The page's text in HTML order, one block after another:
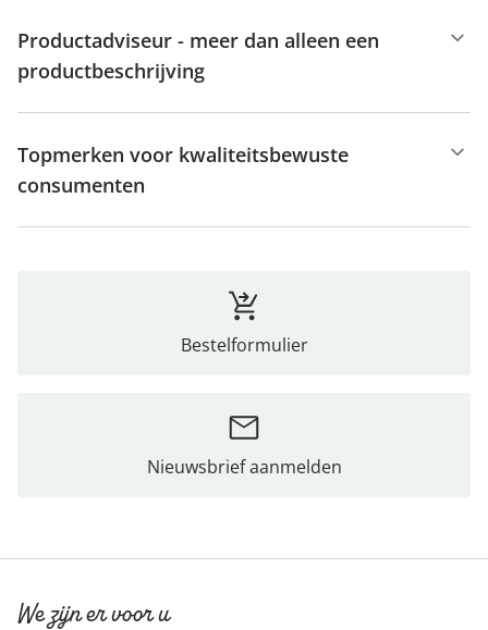
Productadviseur - meer dan alleen een
productbeschrijving
Topmerken voor kwaliteitsbewuste
consumenten
Bestelformulier
Nieuwsbrief aanmelden
We zijn er voor u